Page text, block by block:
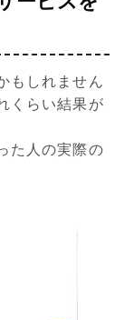
もしれません
くらい結果が
た人の実際の